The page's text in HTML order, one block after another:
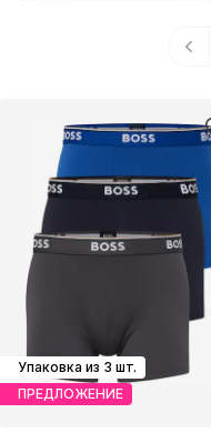
Упаковка из 3 шт.
ПРЕДЛОЖЕНИЕ